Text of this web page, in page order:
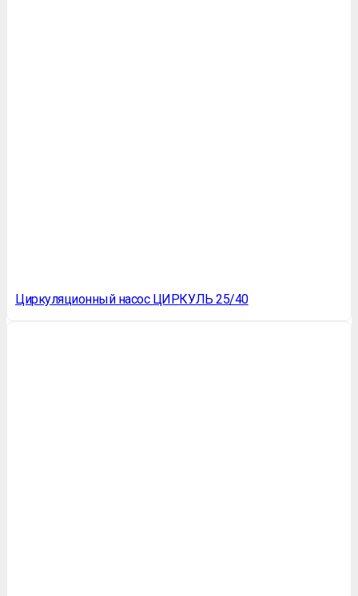
Циркуляционный насос ЦИРКУЛЬ 25/40